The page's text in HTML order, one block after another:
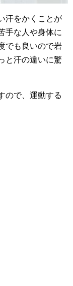
汗をかくことが
手な人や身体に
でも良いので岩
と汗の違いに驚
ので、運動する